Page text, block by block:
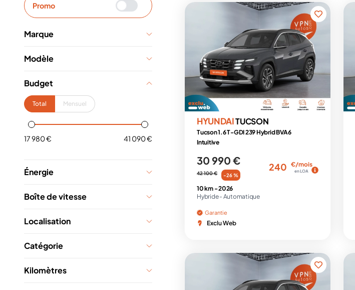
Promo
Marque
Modèle
Budget
Total Mensuel
17 980 € 41 090 €
Énergie
Boîte de vitesse
Localisation
Catégorie
Kilomètres
HYUNDAITUCSON
Tucson 1.6 T-GDI 239 Hybrid BVA6
Intuitive
30 990 €
42 100 € -26 %
240 €/mois
en LOA
10 km -2026
Hybride - Automatique
Garantie
Exclu Web